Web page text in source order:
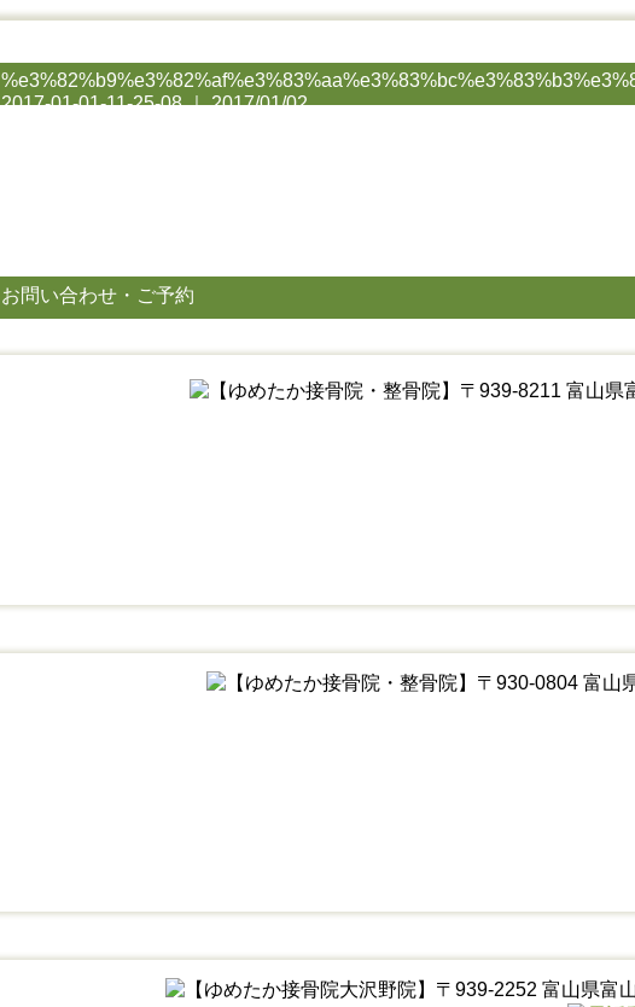
2017-01-01-11-25-08 ｜ 2017/01/02
お問い合わせ・ご予約